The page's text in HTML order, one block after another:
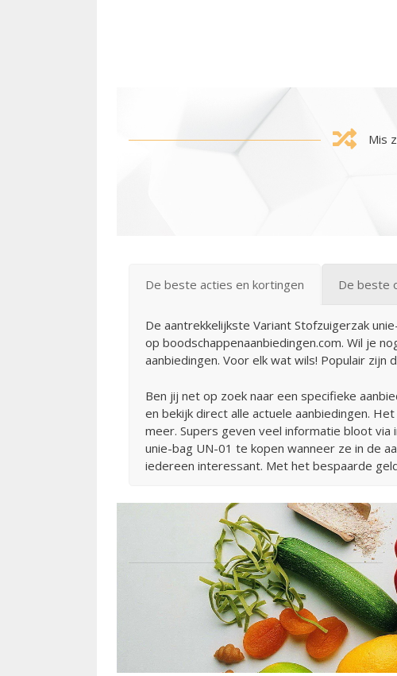
Mis
De beste acties en kortingen De beste
De aantrekkelijkste Variant Stofzuigerzak
op boodschappenaanbiedingen.com. Wil je
aanbiedingen. Voor elk wat wils! Populair zijn
Ben jij net op zoek naar een specifieke
en bekijk direct alle actuele aanbiedingen.
meer. Supers geven veel informatie bloot via
unie-bag UN-01 te kopen wanneer ze in de
iedereen interessant. Met het bespaarde